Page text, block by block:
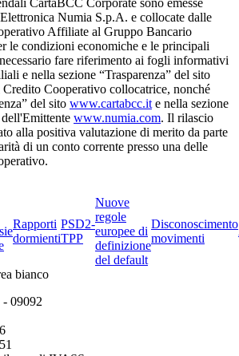
Numia S.p.A. e collocate dalle
Affiliate al Gruppo Bancario
le condizioni economiche e le principali
fare riferimento ai fogli informativi
e nella sezione “Trasparenza” del sito
Cooperativo collocatrice, nonché
del sito www.cartabcc.it e nella sezione
dell'Emittente www.numia.com. Il rilascio
alla positiva valutazione di merito da parte
di un conto corrente presso una delle
Rapporti
dormienti
PSD2-
TPP
Nuove
regole
europee di
definizione
del default
Disconoscimento
movimenti
09092